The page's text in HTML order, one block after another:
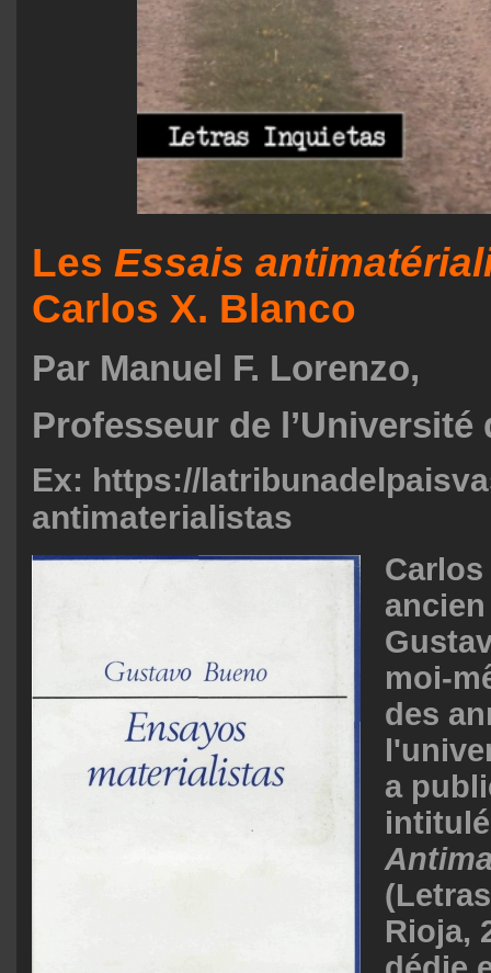
Les Essais
Carlos X. Blanco
Par Manuel F. Lorenzo,
Professeur de l’Université
Ex: https://
antimaterialistas
moi-
des
a
Rioja,